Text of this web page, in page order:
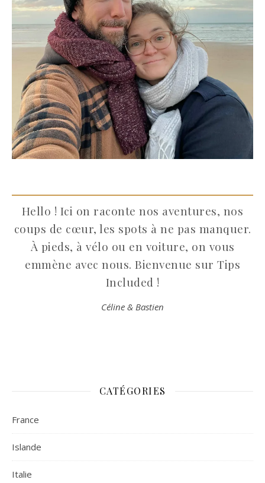
Hello ! Ici on raconte nos aventures, nos
coups de cœur, les spots à ne pas manquer.
À pieds, à vélo ou en voiture, on vous
emmène avec nous. Bienvenue sur Tips
Included !
Céline & Bastien
CATÉGORIES
France
Islande
Italie